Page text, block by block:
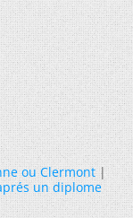
ou Clermont|
un diplome